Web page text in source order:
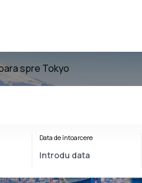
spre Tokyo
Data de întoarcere